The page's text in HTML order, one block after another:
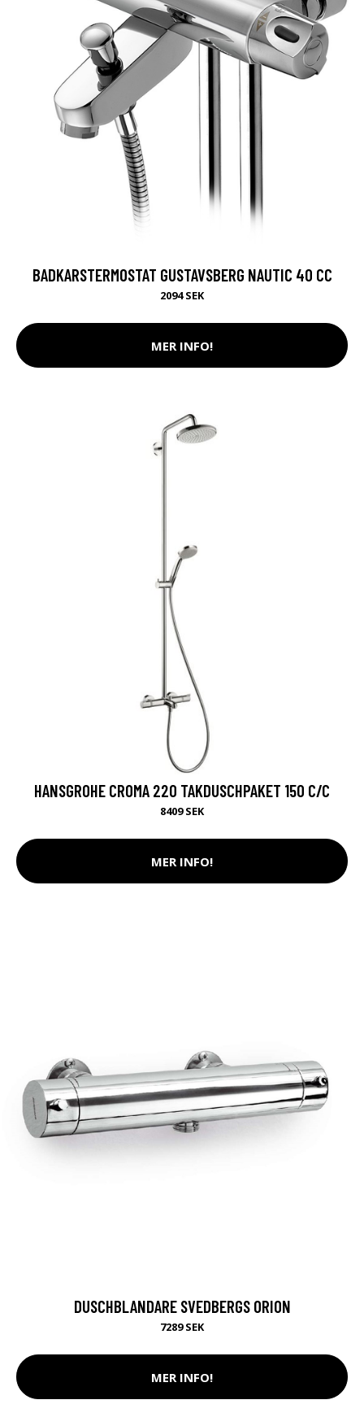
BADKARSTERMOSTAT GUSTAVSBERG NAUTIC 40 CC
2094 SEK
MER INFO!
HANSGROHE CROMA 220 TAKDUSCHPAKET 150 C/C
8409 SEK
MER INFO!
DUSCHBLANDARE SVEDBERGS ORION
7289 SEK
MER INFO!